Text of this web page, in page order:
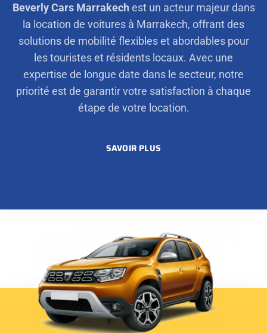
Beverly Cars Marrakechest un acteur majeur dans
la location de voitures à Marrakech, offrant des
solutions de mobilité flexibles et abordables pour
les touristes et résidents locaux. Avec une
expertise de longue date dans le secteur, notre
priorité est de garantir votre satisfaction à chaque
étape de votre location.
SAVOIR PLUS